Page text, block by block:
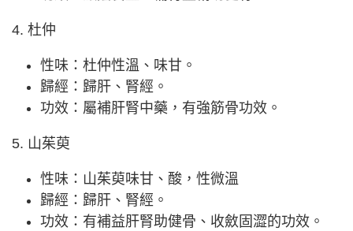
4. 杜仲
性味：杜仲性溫、味甘。
歸經：歸肝、腎經。
功效：屬補肝腎中藥，有強筋骨功效。
5. 山茱萸
性味：山茱萸味甘、酸，性微溫
歸經：歸肝、腎經。
功效：有補益肝腎助健骨、收斂固澀的功效。